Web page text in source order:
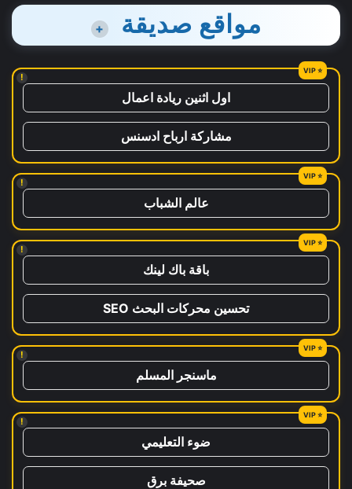
مواقع صديقة +
!
اول اثنين ريادة اعمال
مشاركة ارباح ادسنس
!
عالم الشباب
!
باقة باك لينك
تحسين محركات البحث SEO
!
ماسنجر المسلم
!
ضوء التعليمي
صحيفة برق